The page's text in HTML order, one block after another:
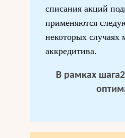
списания акций
применяются
некоторых случаях
аккредитива.
В рамках